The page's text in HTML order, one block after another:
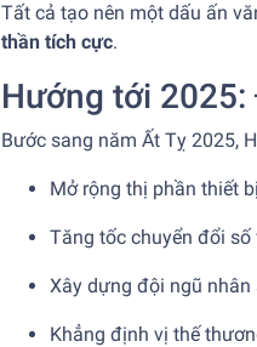
Tất cả tạo nên một dấu ấn
thần tích cực.
Hướng tới
Bước sang năm Ất Tỵ 2025,
Mở rộng thị phần thiết
Tăng tốc chuyển đổi
Xây dựng đội ngũ
Khẳng định vị thế